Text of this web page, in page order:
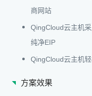
商网站
QingCloud云主机
纯净EIP
QingCloud云主机
方案效果